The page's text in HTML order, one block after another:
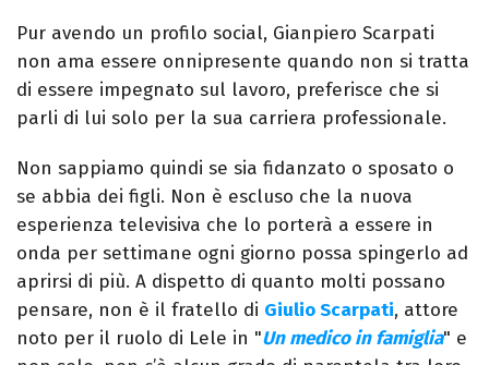
Pur avendo un profilo social, Gianpiero Scarpati
non ama essere onnipresente quando non si tratta
di essere impegnato sul lavoro, preferisce che si
parli di lui solo per la sua carriera professionale.
Non sappiamo quindi se sia fidanzato o sposato o
se abbia dei figli. Non è escluso che la nuova
esperienza televisiva che lo porterà a essere in
onda per settimane ogni giorno possa spingerlo ad
aprirsi di più. A dispetto di quanto molti possano
pensare, non è il fratello di Giulio Scarpati, attore
noto per il ruolo di Lele in "Un medico in famiglia" e